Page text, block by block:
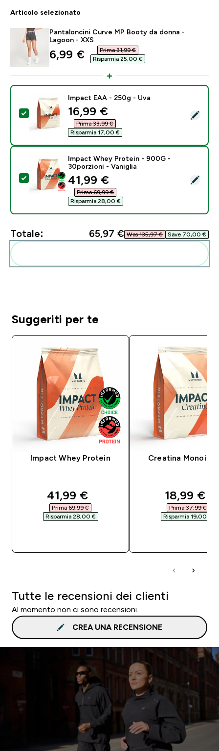
Articolo selezionato
Pantaloncini Curve MP Booty da donna -
Lagoon - XXS
discounted price
6,99 €‎
Prima 31,99 €‎
Risparmia 25,00 €‎
Seleziona questo prodotto - Impact EAA - 250g - Uva
Impact EAA - 250g - Uva
discounted price
16,99 €‎
Prima 33,99 €‎
Risparmia 17,00 €‎
Seleziona questo prodotto - Impact Whey Protein -
Impact Whey Protein - 900G -
30porzioni - Vaniglia
discounted price
41,99 €‎
Prima 69,99 €‎
Risparmia 28,00 €‎
Totale: 65,97 €‎ Was 135,97 €‎ Save 70,00 €‎
Suggeriti per te
Impact Whey Protein
discounted price
41,99 €‎
Prima 69,99 €‎
Risparmia 28,00 €‎
Creatina
18,99 €‎
Prima 37,99 €‎
Risparmia 19,00 €‎
Tutte le recensioni dei clienti
Al momento non ci sono recensioni.
CREA UNA RECENSIONE